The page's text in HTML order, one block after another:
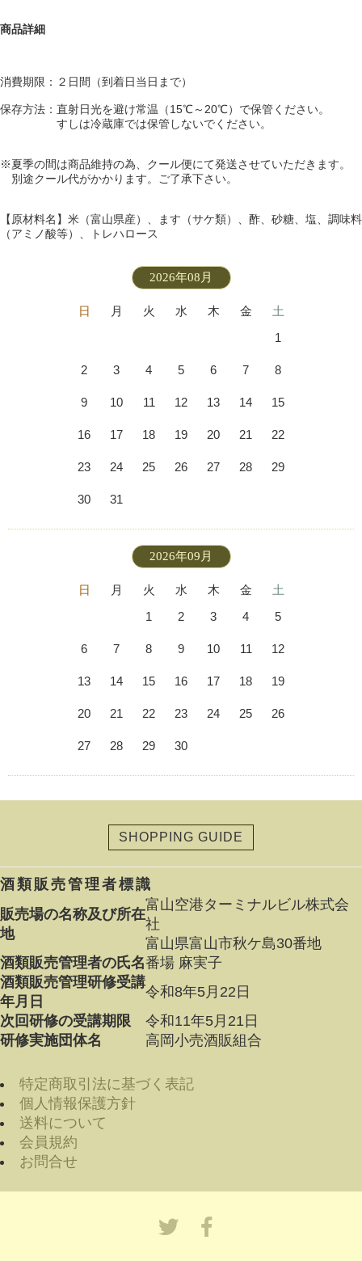
商品詳細
消費期限：２日間（到着日当日まで）
保存方法：直射日光を避け常温（15℃～20℃）で保管ください。
すしは冷蔵庫では保管しないでください。
※夏季の間は商品維持の為、クール便にて発送させていただきます。
別途クール代がかかります。ご了承下さい。
【原材料名】米（富山県産）、ます（サケ類）、酢、砂糖、塩、調味料
（アミノ酸等）、トレハロース
2026年08月
日 月 火 水 木 金
土
1
2 3 4 5 6 7 8
9 10 11 12 13 14 15
16 17 18 19 20 21 22
23 24 25 26 27 28 29
30 31
2026年09月
日 月 火 水 木 金
土
1
2 3 4 5
6 7 8 9 10 11 12
13 14 15 16 17 18 19
20 21 22 23 24 25 26
27 28 29 30
SHOPPING GUIDE
酒類販売管理者標識
販売場の名称及び所在
地
富山空港ターミナルビル株式会
社
富山県富山市秋ケ島30番地
酒類販売管理者の氏名番場 麻実子
酒類販売管理研修受講
年月日
令和8年5月22日
次回研修の受講期限
令和11年5月21日
研修実施団体名
高岡小売酒販組合
特定商取引法に基づく表記
個人情報保護方針
送料について
会員規約
お問合せ